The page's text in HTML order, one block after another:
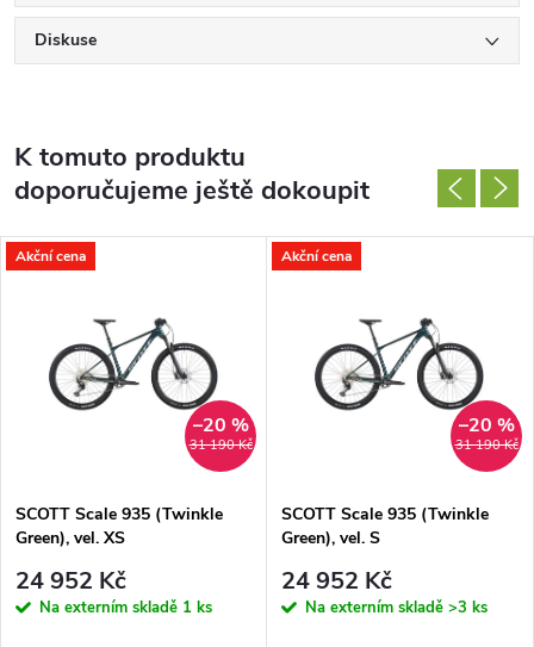
Diskuse
K tomuto produktu
doporučujeme ještě dokoupit
Akční cena
31 190 Kč
–20 %
SCOTT Scale 935 (Twinkle
Green), vel. XS
24 952 Kč
Na externím skladě 1 ks
Akční cena
31 190 Kč
–20 %
SCOTT Scale 935 (Twinkle
Green), vel. S
24 952 Kč
Na externím skladě >3 ks